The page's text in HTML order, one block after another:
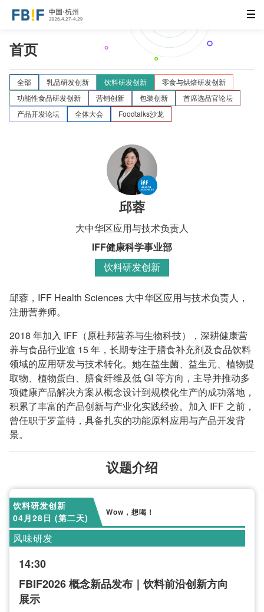
首页
全部 乳品研发创新 饮料研发创新
零食与烘焙研发创新
功能性食品研发创新
营销创新 包装创新
首席选品官论坛
产品开发论坛
全体大会 Foodtalks沙龙
邱蓉
大中华区应用与技术负责人
IFF健康科学事业部
饮料研发创新
邱蓉，IFF Health Sciences 大中华区应用与技术负责人，
注册营养师。
2018 年加入 IFF（原杜邦营养与生物科技），深耕健康营
养与食品行业逾 15 年，长期专注于膳食补充剂及食品饮料
领域的应用研发与技术转化。她在益生菌、益生元、植物提
取物、植物蛋白、膳食纤维及低 GI 等方向，主导并推动多
项健康产品解决方案从概念设计到规模化生产的成功落地，
积累了丰富的产品创新与产业化实践经验。加入 IFF 之前，
曾任职于罗盖特，具备扎实的功能原料应用与产品开发背
景。
议题介绍
饮料研发创新
04月28日 (第二天)
Wow，想喝！
风味研发
14:30
FBIF2026 概念新品发布｜饮料前沿创新方向
展示